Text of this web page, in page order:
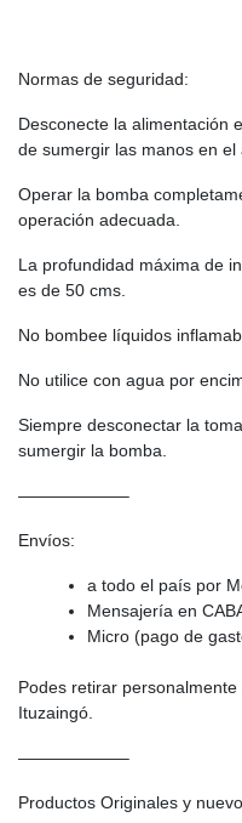
Normas de seguridad:
Desconecte la alimentación
de sumergir las manos en el
Operar la bomba
operación adecuada.
La profundidad máxima de
es de 50 cms.
No bombee líquidos
No utilice con agua por
Siempre desconectar la
sumergir la bomba.
——————–
Envíos:
a todo el país por
Mensajería en
Micro (pago de
Podes retirar
Ituzaingó.
——————–
Productos Originales y